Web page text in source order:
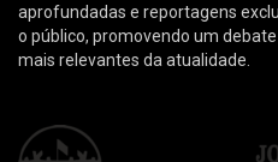
aprofundadas e reportagens
o público, promovendo um
mais relevantes da atualidade.